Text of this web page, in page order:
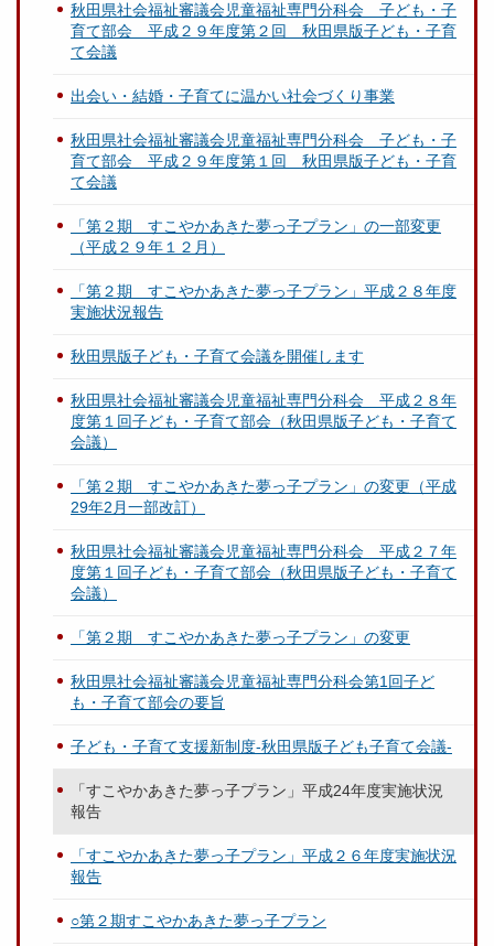
秋田県社会福祉審議会児童福祉専門分科会 子ども・子
育て部会 平成２９年度第２回 秋田県版子ども・子育
て会議
出会い・結婚・子育てに温かい社会づくり事業
秋田県社会福祉審議会児童福祉専門分科会 子ども・子
育て部会 平成２９年度第１回 秋田県版子ども・子育
て会議
「第２期 すこやかあきた夢っ子プラン」の一部変更
（平成２９年１２月）
「第２期 すこやかあきた夢っ子プラン」平成２８年度
実施状況報告
秋田県版子ども・子育て会議を開催します
秋田県社会福祉審議会児童福祉専門分科会 平成２８年
度第１回子ども・子育て部会（秋田県版子ども・子育て
会議）
「第２期 すこやかあきた夢っ子プラン」の変更（平成
29年2月一部改訂）
秋田県社会福祉審議会児童福祉専門分科会 平成２７年
度第１回子ども・子育て部会（秋田県版子ども・子育て
会議）
「第２期 すこやかあきた夢っ子プラン」の変更
秋田県社会福祉審議会児童福祉専門分科会第1回子ど
も・子育て部会の要旨
子ども・子育て支援新制度-秋田県版子ども子育て会議-
「すこやかあきた夢っ子プラン」平成24年度実施状況
報告
「すこやかあきた夢っ子プラン」平成２６年度実施状況
報告
○第２期すこやかあきた夢っ子プラン